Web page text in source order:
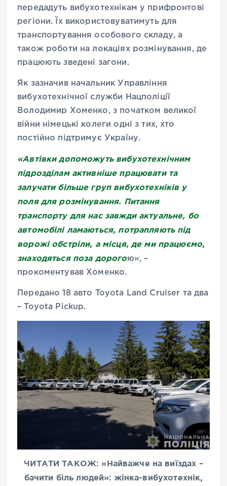
передадуть вибухотехнікам у прифронтові
регіони. Їх використовуватимуть для
транспортування особового складу, а
також роботи на локаціях розмінування, де
працюють зведені загони.
Як зазначив начальник Управління
вибухотехнічної служби Нацполіції
Володимир Хоменко, з початком великої
війни німецькі колеги одні з тих, хто
постійно підтримує Україну.
«Автівки допоможуть вибухотехнічним
підрозділам активніше працювати та
залучати більше груп вибухотехніків у
поля для розмінування. Питання
транспорту для нас завжди актуальне, бо
автомобілі ламаються, потрапляють під
ворожі обстріли, а місця, де ми працюємо,
знаходяться поза дорогою», –
прокоментував Хоменко.
Передано 18 авто Toyota Land Cruiser та два
– Toyota Pickup.
ЧИТАТИ ТАКОЖ:«Найважче на виїздах –
бачити біль людей»: жінка-вибухотехнік,